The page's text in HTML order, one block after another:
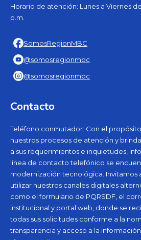
Horario de atención: Lunes a Viernes
p.m.
SomosRegionMBC
@somosregionmbc
@somosregionmbc
Contacto
Teléfono conmutador: Con el
nuestros procesos de atención y
a sus requerimientos e inquietudes,
línea de contacto telefónico se
modernización tecnológica. Invitamos
utilizar nuestros canales digitales
como el formulario de PQRSDF, el
institucional y portal web, donde se
todas sus solicitudes conforme a la
transparencia y acceso a la información.